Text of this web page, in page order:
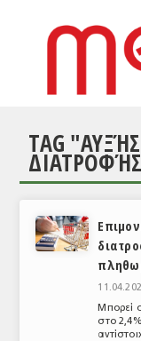
ΕΙΔΗΣΕΙΣ
ΣΥΝΕΝΤΕΥΞΕΙΣ
ΑΝΑΛΥΣΕΙΣ
TAG
Μπορεί
στο